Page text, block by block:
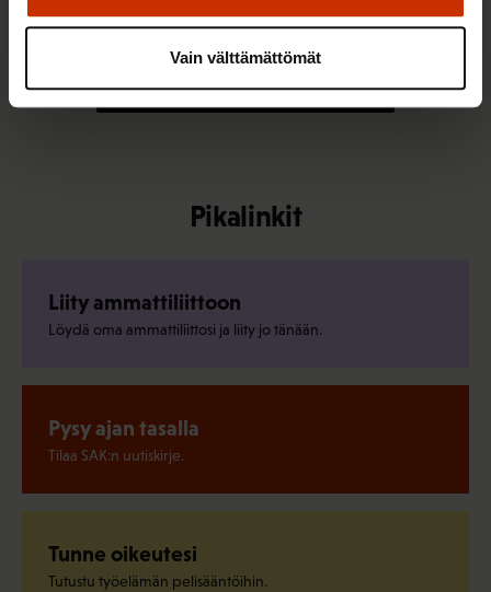
Vain välttämättömät
työsuhdeneuvonnan asiantuntijaksi
Kaikki uutiset ja puheenaiheet
Pikalinkit
Liity ammattiliittoon
Löydä oma ammattiliittosi ja liity jo tänään.
Pysy ajan tasalla
Tilaa SAK:n uutiskirje.
Tunne oikeutesi
Tutustu työelämän pelisääntöihin.